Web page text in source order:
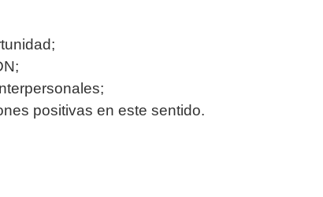
positivas en este sentido.